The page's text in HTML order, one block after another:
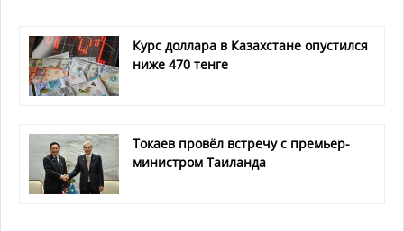
Курс доллара в Казахстане опустился
ниже 470 тенге
Токаев провёл встречу с премьер-
министром Таиланда